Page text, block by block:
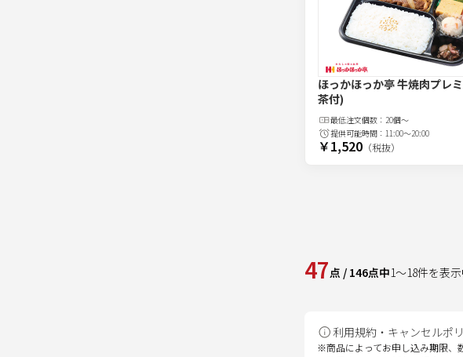
ほっかほっか亭 牛焼肉プレ
茶付)
最低注文個数： 20個～
提供可能時間： 11:00～20:00
￥1,520 （税抜）
47点 / 146点中1～18件を表
利用規約・キャンセルポ
※商品によってお申し込み期限、